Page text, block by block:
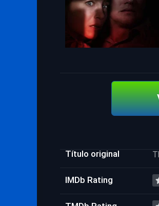
Título original
IMDb Rating